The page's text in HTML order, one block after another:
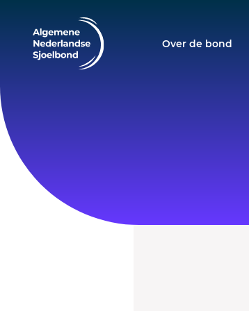
Over de bond